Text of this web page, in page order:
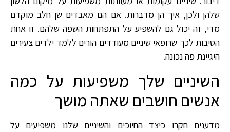
שלהן ולכן, איך הן מדברות. אם הם מאבדים שן חלב מוקדם
מדי, זה יכול גם להשפיע על התפתחות השפה שלהם. זו אחת
הסיבות לכך שרופאי שיניים מעודדים הורים ללמד ילדים צעירים
היגיינת פה נכונה.
השיניים שלך משפיעות על כמה
אנשים חושבים שאתה מושך
מדענים חקרו כיצד החיוכים והשיניים שלנו משפיעים על